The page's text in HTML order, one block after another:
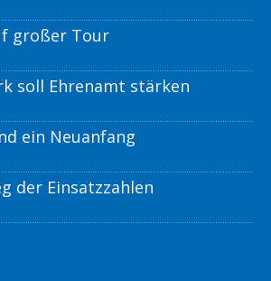
großer Tour
soll Ehrenamt stärken
ein Neuanfang
der Einsatzzahlen